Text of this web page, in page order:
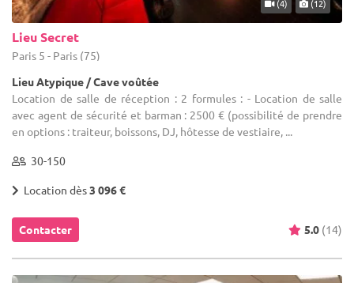
(4) (12)
Lieu Secret
Paris 5 - Paris (75)
Lieu Atypique / Cave voûtée
Location de salle de réception : 2 formules : - Location de salle
avec agent de sécurité et barman : 2500 € (possibilité de prendre
en options : traiteur, boissons, DJ, hôtesse de vestiaire, ...
30-150
Location dès3 096 €
Contacter 5.0 (14)